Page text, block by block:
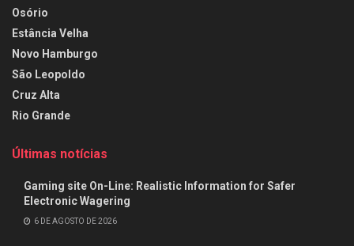
Osório
Estância Velha
Novo Hamburgo
São Leopoldo
Cruz Alta
Rio Grande
Últimas notícias
Gaming site On-Line: Realistic Information for Safer
Electronic Wagering
6 DE AGOSTO DE 2026